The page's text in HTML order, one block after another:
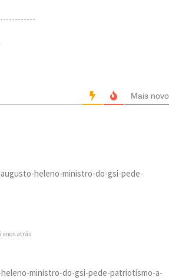
Mais novo
heleno-ministro-do-gsi-pede-
anos atrás
ministro-do-gsi-pede-patriotismo-a-